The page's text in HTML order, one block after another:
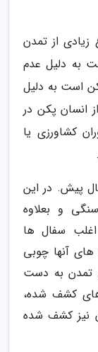
زیادی از تمدن
به دلیل عدم
است به دلیل
انسان پکن در
کشاورزی یا
به 7 هزار سال پیش. در این
و بعلاوه
سفال ها
آنها چوبی
تمدن به دست
کشف شده،
نیز کشف شده